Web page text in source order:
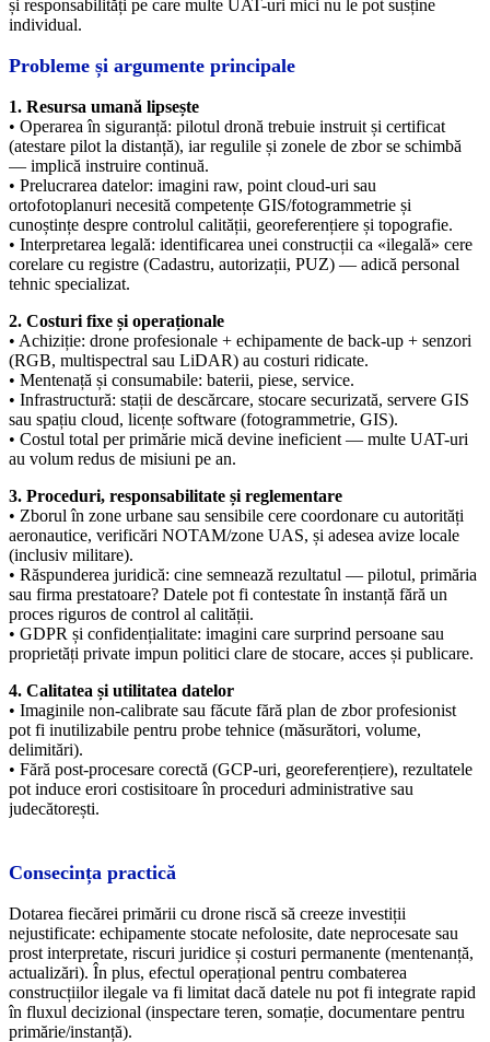
și responsabilități pe care multe UAT-uri mici nu le pot susține
individual.
Probleme și argumente principale
1. Resursa umană lipsește
• Operarea în siguranță: pilotul dronă trebuie instruit și certificat
(atestare pilot la distanță), iar regulile și zonele de zbor se schimbă
— implică instruire continuă.
• Prelucrarea datelor: imagini raw, point cloud-uri sau
ortofotoplanuri necesită competențe GIS/fotogrammetrie și
cunoștințe despre controlul calității, georeferențiere și topografie.
• Interpretarea legală: identificarea unei construcții ca «ilegală» cere
corelare cu registre (Cadastru, autorizații, PUZ) — adică personal
tehnic specializat.
2. Costuri fixe și operaționale
• Achiziție: drone profesionale + echipamente de back-up + senzori
(RGB, multispectral sau LiDAR) au costuri ridicate.
• Mentenață și consumabile: baterii, piese, service.
• Infrastructură: stații de descărcare, stocare securizată, servere GIS
sau spațiu cloud, licențe software (fotogrammetrie, GIS).
• Costul total per primărie mică devine ineficient — multe UAT-uri
au volum redus de misiuni pe an.
3. Proceduri, responsabilitate și reglementare
• Zborul în zone urbane sau sensibile cere coordonare cu autorități
aeronautice, verificări NOTAM/zone UAS, și adesea avize locale
(inclusiv militare).
• Răspunderea juridică: cine semnează rezultatul — pilotul, primăria
sau firma prestatoare? Datele pot fi contestate în instanță fără un
proces riguros de control al calității.
• GDPR și confidențialitate: imagini care surprind persoane sau
proprietăți private impun politici clare de stocare, acces și publicare.
4. Calitatea și utilitatea datelor
• Imaginile non-calibrate sau făcute fără plan de zbor profesionist
pot fi inutilizabile pentru probe tehnice (măsurători, volume,
delimitări).
• Fără post-procesare corectă (GCP-uri, georeferențiere), rezultatele
pot induce erori costisitoare în proceduri administrative sau
judecătorești.
Consecința practică
Dotarea fiecărei primării cu drone riscă să creeze investiții
nejustificate: echipamente stocate nefolosite, date neprocesate sau
prost interpretate, riscuri juridice și costuri permanente (mentenanță,
actualizări). În plus, efectul operațional pentru combaterea
construcțiilor ilegale va fi limitat dacă datele nu pot fi integrate rapid
în fluxul decizional (inspectare teren, somație, documentare pentru
primărie/instanță).